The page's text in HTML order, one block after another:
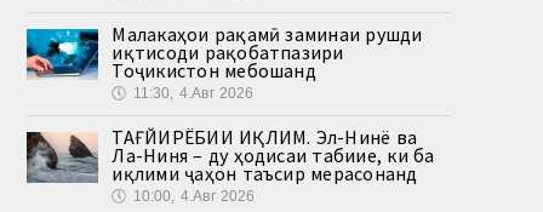
Малакаҳои рақамӣ заминаи рушди
иқтисоди рақобатпазири
Тоҷикистон мебошанд
🕔 11:30, 4.Авг 2026
ТАҒЙИРЁБИИ ИҚЛИМ. Эл-Нинё ва
Ла-Ниня – ду ҳодисаи табиие, ки ба
иқлими ҷаҳон таъсир мерасонанд
🕔 10:00, 4.Авг 2026